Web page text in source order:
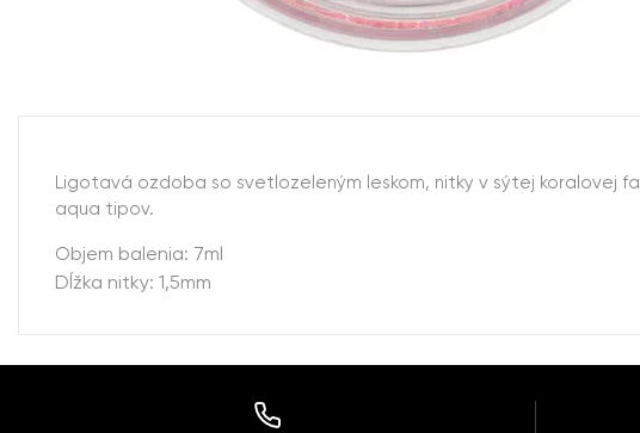
Ligotavá ozdoba so svetlozeleným leskom, nitky v sýtej koralovej
aqua tipov.
Objem balenia: 7ml
Dĺžka nitky: 1,5mm